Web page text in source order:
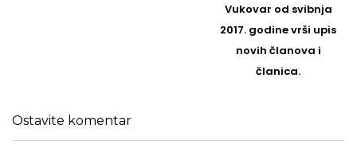
Vukovar od svibnja
2017. godine vrši upis
novih članova i
članica.
Ostavite komentar